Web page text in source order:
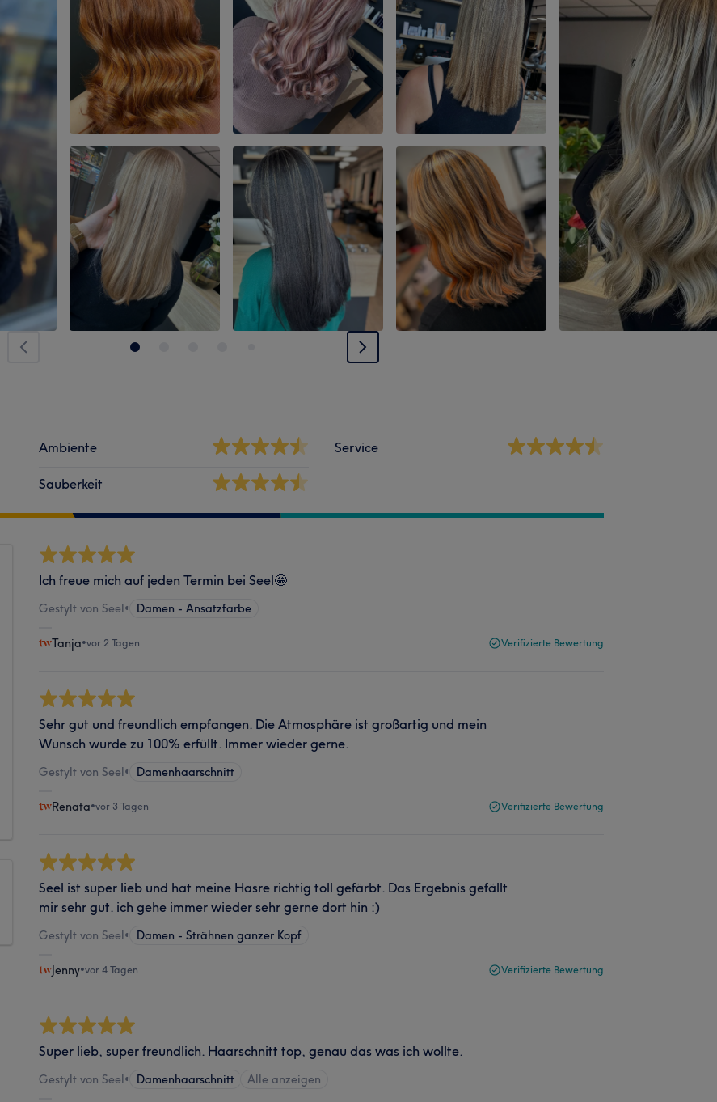
Ambiente
Sauberkeit
Service
Ich freue mich auf jeden Termin bei Seel🤩
Gestylt von Seel• Damen - Ansatzfarbe
Tanja•vor 2 Tagen Verifizierte Bewertung
Sehr gut und freundlich empfangen. Die Atmosphäre ist großartig und mein
Wunsch wurde zu 100% erfüllt. Immer wieder gerne.
Gestylt von Seel• Damenhaarschnitt
Renata•vor 3 Tagen Verifizierte Bewertung
Seel ist super lieb und hat meine Hasre richtig toll gefärbt. Das Ergebnis gefällt
mir sehr gut. ich gehe immer wieder sehr gerne dort hin :)
Gestylt von Seel• Damen - Strähnen ganzer Kopf
Jenny•vor 4 Tagen Verifizierte Bewertung
Super lieb, super freundlich. Haarschnitt top, genau das was ich wollte.
Gestylt von Seel• Damenhaarschnitt Alle anzeigen